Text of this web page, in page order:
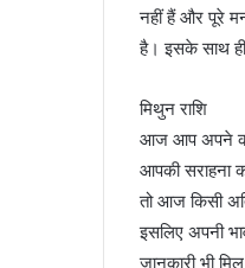
नहीं हैं और पूरे
है। इसके साथ ही
मिथुन राशि
आज आप अपने
आपकी सराहना
तो आज किसी
इसलिए अपनी
जानकारी भी